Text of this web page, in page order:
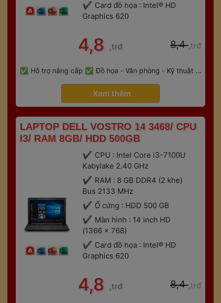
Card đồ họa : Intel® HD
Graphics 620
4,8 ,trđ 8,4 ,trđ
Hỗ trợ nâng cấp
Đồ họa - Văn phòng - Kỹ thuật -
Xem thêm
LAPTOP DELL VOSTRO 14 3468/ CPU
I3/ RAM 8GB/ HDD 500GB
CPU : Intel Core i3-7100U
Kabylake 2.40 GHz
RAM : 8 GB DDR4 (2 khe)
Bus 2133 MHz
Ổ cứng : HDD 500 GB
Màn hình : 14 inch HD
(1366 x 768)
Card đồ họa : Intel® HD
Graphics 620
4,8 ,trđ 8,4 ,trđ